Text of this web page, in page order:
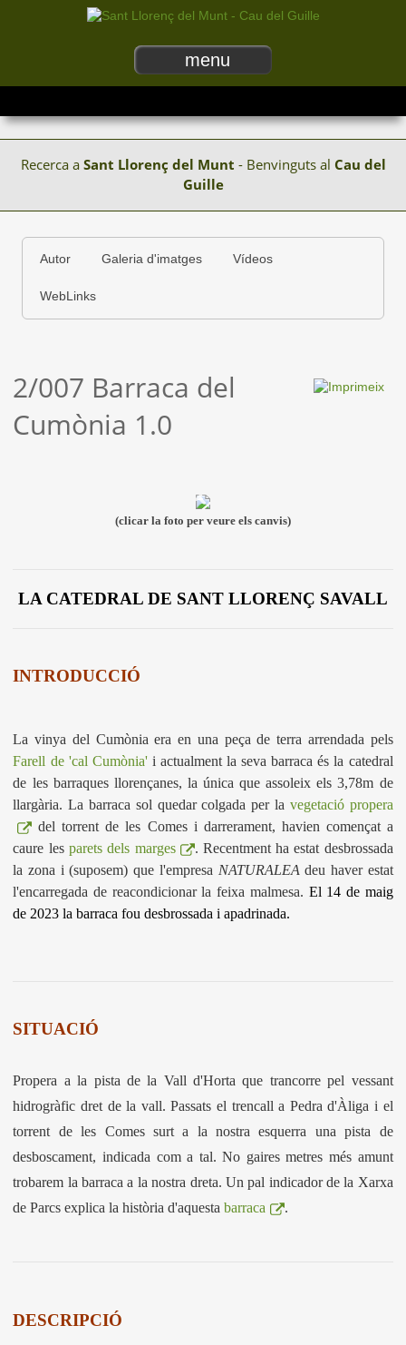
menu
Recerca a Sant Llorenç del Munt - Benvinguts al Cau del
Guille
Autor Galeria d'imatges Vídeos
WebLinks
2/007 Barraca del
Cumònia 1.0
(clicar la foto per veure els canvis)
LA CATEDRAL DE SANT LLORENÇ SAVALL
INTRODUCCIÓ
La vinya del Cumònia era en una peça de terra arrendada pels
Farell de 'cal Cumònia'i actualment la seva barraca és la catedral
de les barraques llorençanes, la única que assoleix els 3,78m de
llargària. La barraca sol quedar colgada per la vegetació propera
del torrent de les Comes i darrerament, havien començat a
caure les parets dels marges
. Recentment ha estat desbrossada
la zona i (suposem) que l'empresa NATURALEAdeu haver estat
l'encarregada de reacondicionar la feixa malmesa. El 14 de maig
de 2023 la barraca fou desbrossada i apadrinada.
SITUACIÓ
Propera a la pista de la Vall d'Horta que trancorre pel vessant
hidrogràfic dret de la vall. Passats el trencall a Pedra d'Àliga i el
torrent de les Comes surt a la nostra esquerra una pista de
desboscament, indicada com a tal. No gaires metres més amunt
trobarem la barraca a la nostra dreta. Un pal indicador de la Xarxa
de Parcs explica la història d'aquestabarraca .
DESCRIPCIÓ